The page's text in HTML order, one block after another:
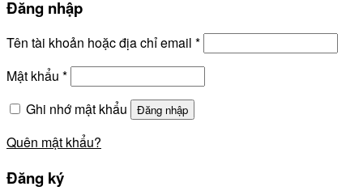
Đăng nhập
Tên tài khoản hoặc địa chỉ email *
Mật khẩu *
Ghi nhớ mật khẩu
Đăng nhập
Quên mật khẩu?
Đăng ký